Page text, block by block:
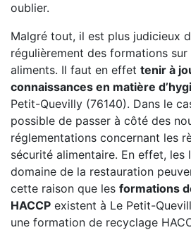
oublier.
Malgré tout, il est plus judicieux
régulièrement des formations sur
aliments. Il faut en effet tenir à
connaissances en matière
Petit-Quevilly (76140). Dans le
possible de passer à côté des
réglementations concernant les
sécurité alimentaire. En effet, les
domaine de la restauration
cette raison que les formations
HACCP existent à Le Petit-
une formation de recyclage